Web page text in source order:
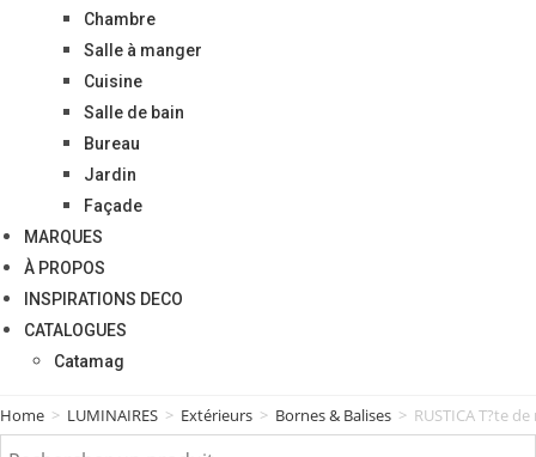
Chambre
Salle à manger
Cuisine
Salle de bain
Bureau
Jardin
Façade
MARQUES
À PROPOS
INSPIRATIONS DECO
CATALOGUES
Catamag
Home > LUMINAIRES > Extérieurs > Bornes & Balises > RUSTICA T?te